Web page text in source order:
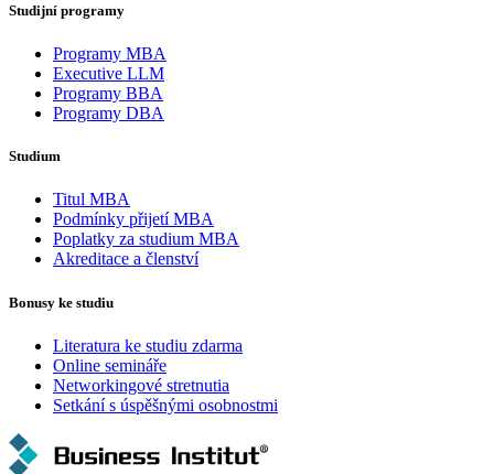
Studijní programy
Programy MBA
Executive LLM
Programy BBA
Programy DBA
Studium
Titul MBA
Podmínky přijetí MBA
Poplatky za studium MBA
Akreditace a členství
Bonusy ke studiu
Literatura ke studiu zdarma
Online semináře
Networkingové stretnutia
Setkání s úspěšnými osobnostmi